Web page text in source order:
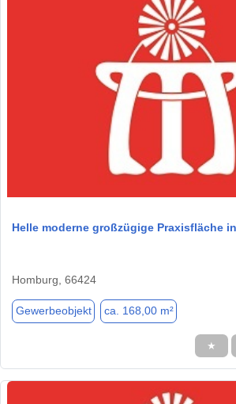
Helle moderne großzügige Praxisfläche
Homburg, 66424
Gewerbeobjekt ca. 168,00 m²
★